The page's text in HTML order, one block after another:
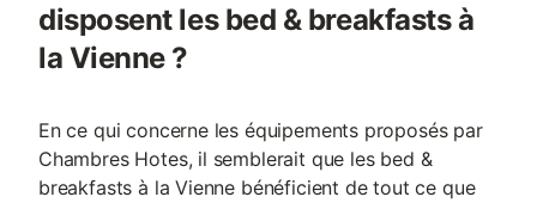
disposent les bed & breakfasts à
la Vienne ?
En ce qui concerne les équipements proposés par
Chambres Hotes, il semblerait que les bed &
breakfasts à la Vienne bénéficient de tout ce que